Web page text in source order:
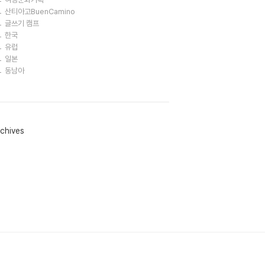
산티아고BuenCamino
글쓰기 캠프
한국
유럽
일본
동남아